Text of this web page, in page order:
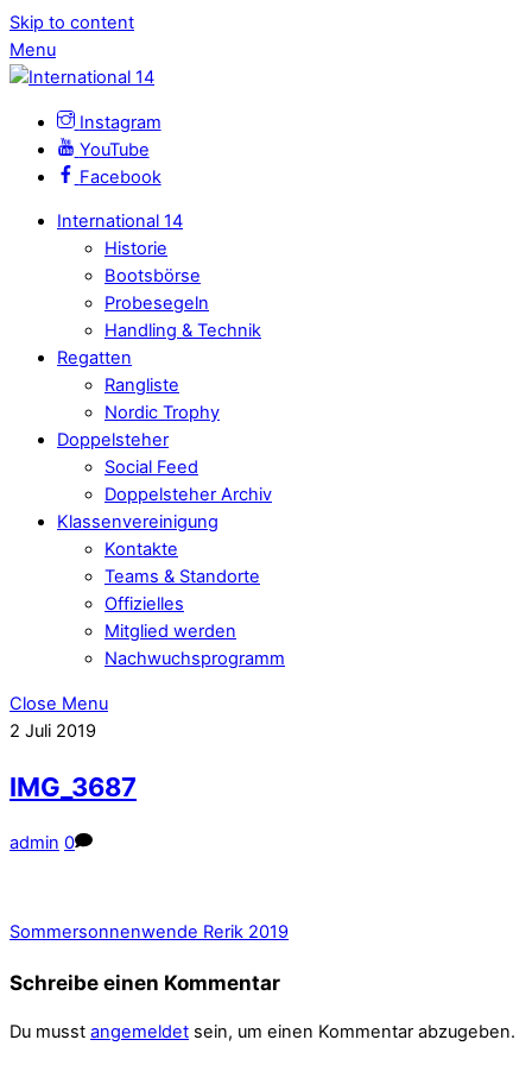
Skip to content
Menu
Instagram
YouTube
Facebook
International 14
Historie
Bootsbörse
Probesegeln
Handling & Technik
Regatten
Rangliste
Nordic Trophy
Doppelsteher
Social Feed
Doppelsteher Archiv
Klassenvereinigung
Kontakte
Teams & Standorte
Offizielles
Mitglied werden
Nachwuchsprogramm
Close Menu
2 Juli 2019
IMG_3687
admin 0
Sommersonnenwende Rerik 2019
Schreibe einen Kommentar
Du musst angemeldet sein, um einen Kommentar abzugeben.